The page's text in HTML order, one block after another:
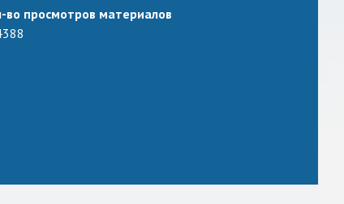
во просмотров материалов